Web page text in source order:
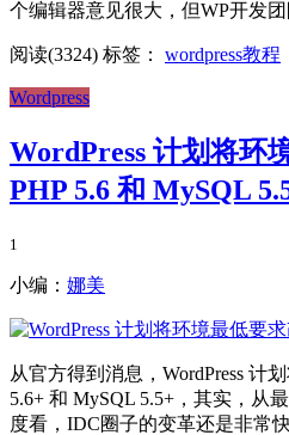
个编辑器意见很大，但WP开发
阅读(3324) 标签： wordpress教程
Wordpress
WordPress 计划将环
PHP 5.6 和 MySQL
1
小编： 娜美
从官方得到消息，WordPress 计
5.6+ 和 MySQL 5.5+，其实，从
度看，IDC圈子的变革还是非常